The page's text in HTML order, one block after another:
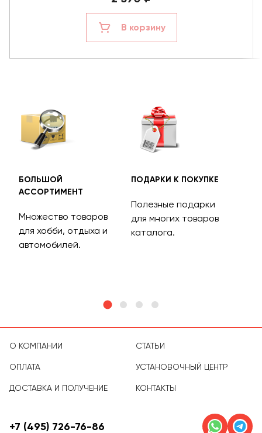
В корзину
БОЛЬШОЙ
АССОРТИМЕНТ
Множество товаров
для хобби, отдыха и
автомобилей.
ПОДАРКИ К ПОКУПКЕ
Полезные подарки
для многих товаров
каталога.
О КОМПАНИИ
ОПЛАТА
ДОСТАВКА И ПОЛУЧЕНИЕ
СТАТЬИ
УСТАНОВОЧНЫЙ ЦЕНТР
КОНТАКТЫ
+7 (495) 726-76-86